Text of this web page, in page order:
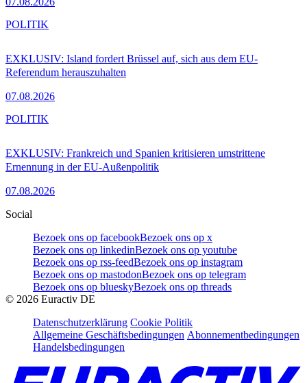
EXKLUSIV: Island fordert Brüssel auf, sich aus dem EU-
Referendum herauszuhalten
07.08.2026
POLITIK
EXKLUSIV: Frankreich und Spanien kritisieren umstrittene
Ernennung in der EU-Außenpolitik
07.08.2026
POLITIK
Social
Bezoek ons op facebookBezoek ons op x
Bezoek ons op linkedinBezoek ons op youtube
Bezoek ons op rss-feedBezoek ons op instagram
Bezoek ons op mastodonBezoek ons op telegram
Bezoek ons op blueskyBezoek ons op threads
© 2026 Euractiv DE
Datenschutzerklärung Cookie Politik
Allgemeine Geschäftsbedingungen Abonnementbedingungen
Handelsbedingungen